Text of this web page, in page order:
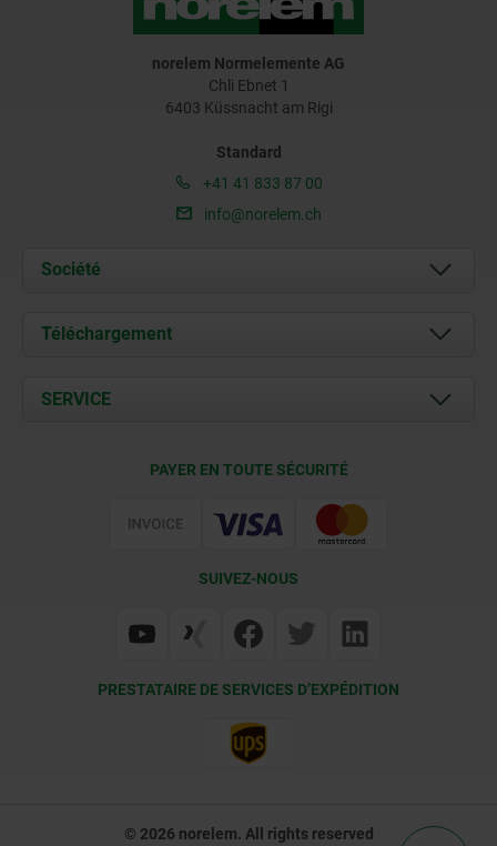
norelem Normelemente AG
Chli Ebnet 1
6403 Küssnacht am Rigi
Standard
+41 41 833 87 00
info@norelem.ch
Société
À propos de nous
Contact
Téléchargement
Documents
SERVICE
PAYER EN TOUTE SÉCURITÉ
SUIVEZ-NOUS
PRESTATAIRE DE SERVICES D’EXPÉDITION
© 2026 norelem. All rights reserved